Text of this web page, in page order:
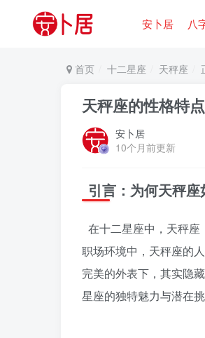
安卜居 八
首页 十二星座 天秤座
天秤座的性格特
安卜居
10个月前更新
引言：为何天秤座
在十二星座中，天秤
职场环境中，天秤座的
完美的外表下，其实隐
星座的独特魅力与潜在挑